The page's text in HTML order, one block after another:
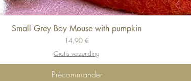
Aperçu rapide
Small Grey Boy Mouse with pumpkin
Prix
14,90 €
Gratis verzending
Précommander